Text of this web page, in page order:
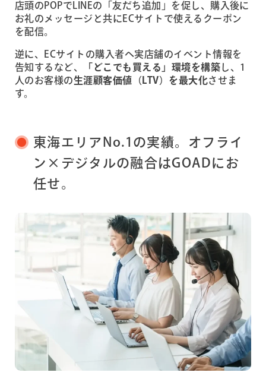
店頭のPOPでLINEの「友だち追加」を促し、購入後に
お礼のメッセージと共にECサイトで使えるクーポン
を配信。
逆に、ECサイトの購入者へ実店舗のイベント情報を
告知するなど、
「どこでも買える」環境を構築し、1
人のお客様の生涯顧客価値（LTV）を最大化させま
す。
東海エリアNo.1の実績。オフライ
ン×デジタルの融合はGOADにお
任せ。